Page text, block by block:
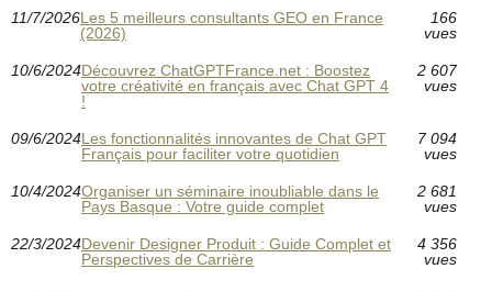
11/7/2026Les 5 meilleurs consultants GEO en France
(2026)
166
vues
10/6/2024Découvrez ChatGPTFrance.net : Boostez
votre créativité en français avec Chat GPT 4
!
2 607
vues
09/6/2024Les fonctionnalités innovantes de Chat GPT
Français pour faciliter votre quotidien
7 094
vues
10/4/2024Organiser un séminaire inoubliable dans le
Pays Basque : Votre guide complet
2 681
vues
22/3/2024Devenir Designer Produit : Guide Complet et
Perspectives de Carrière
4 356
vues